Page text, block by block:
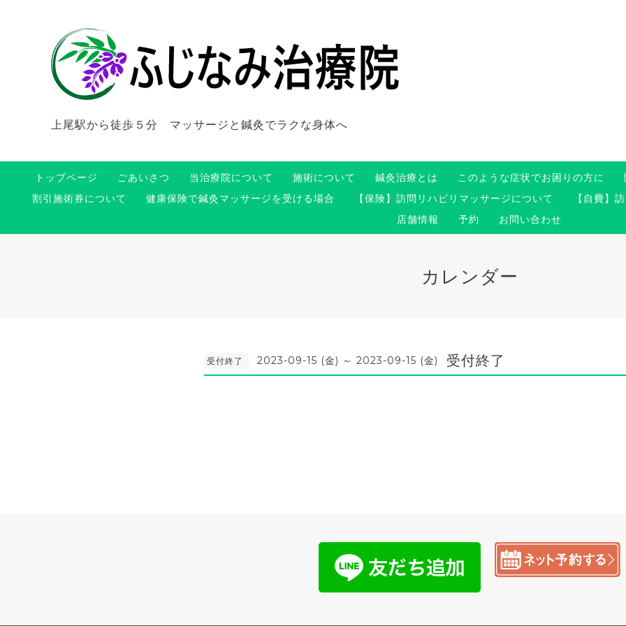
上尾駅から徒歩５分 マッサージと鍼灸でラクな身体へ
トップページ ごあいさつ 当治療院について 施術について 鍼灸治療とは このような症状でお困りの方に
割引施術券について
健康保険で鍼灸マッサージを受ける場合 【保険】訪問リハビリマッサージについて 【自費】
店舗情報
予約 お問い合わせ
カレンダー
受付終了 2023-09-15 (金) ～ 2023-09-15 (金) 受付終了